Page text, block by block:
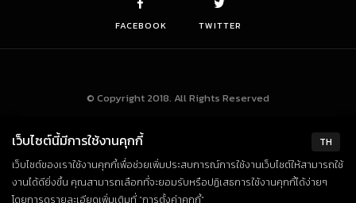
FACEBOOK TWITTER
© Copyright 2018. All Rights Reserved
TH
เว็บไซต์นี้มีการใช้งานคุกกี้
เว็บไซต์ของเราใช้งานคุกกี้เพื่อช่วยเพิ่มประสบการณ์การใช้งานเว็บไซต์ให้สามารถใช้
งานได้ดียิ่งขึ้น คุณสามารถเลือกที่จะยอมรับหรือปฏิเสธการใช้งานคุกกี้ได้ง่ายๆ
โดยการดูรายละเอียดเพิ่มเติมที่ “การตั้งค่าคุกกี้”